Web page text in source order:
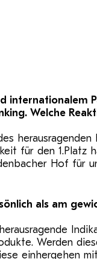
internationalem
Welche
für den
Hof für
als am
Werden
einhergehen